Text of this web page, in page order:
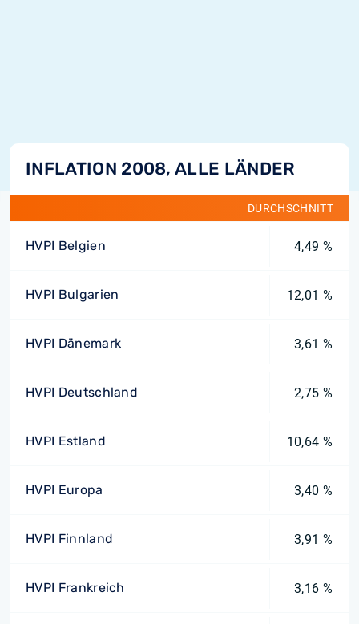
INFLATION 2008, ALLE LÄNDER
DURCHSCHNITT
HVPI Belgien 4,49 %
HVPI Bulgarien 12,01 %
HVPI Dänemark 3,61 %
HVPI Deutschland 2,75 %
HVPI Estland 10,64 %
HVPI Europa 3,40 %
HVPI Finnland 3,91 %
HVPI Frankreich 3,16 %